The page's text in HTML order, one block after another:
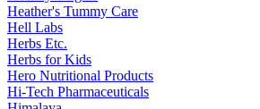
Heather's Tummy Care
Hell Labs
Herbs Etc.
Herbs for Kids
Hero Nutritional Products
Hi-Tech Pharmaceuticals